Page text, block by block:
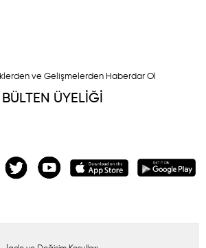
ve Gelişmelerden Haberdar Ol
BÜLTEN ÜYELİĞİ